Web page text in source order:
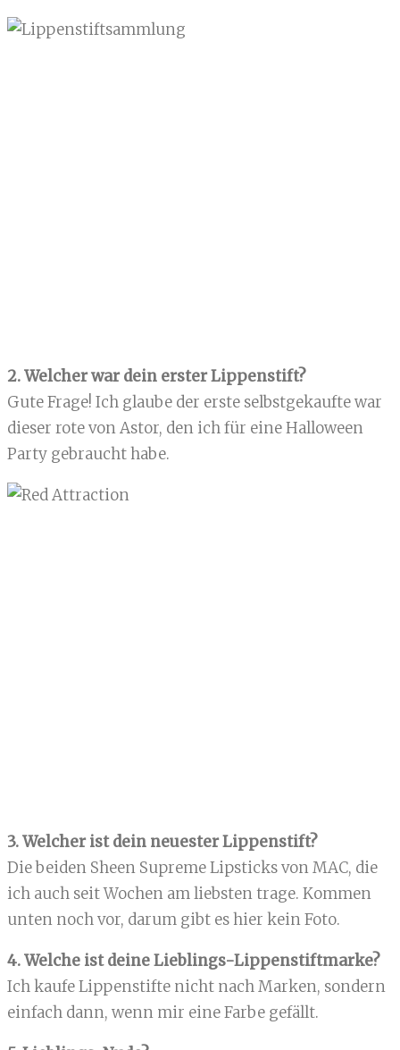
2. Welcher war dein erster Lippenstift?
Gute Frage! Ich glaube der erste selbstgekaufte war
dieser rote von Astor, den ich für eine Halloween
Party gebraucht habe.
3. Welcher ist dein neuester Lippenstift?
Die beiden Sheen Supreme Lipsticks von MAC, die
ich auch seit Wochen am liebsten trage. Kommen
unten noch vor, darum gibt es hier kein Foto.
4. Welche ist deine Lieblings-Lippenstiftmarke?
Ich kaufe Lippenstifte nicht nach Marken, sondern
einfach dann, wenn mir eine Farbe gefällt.